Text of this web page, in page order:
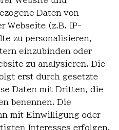
Daten von
Webseite (z.B. IP-
zu personalisieren,
einzubinden oder
zu analysieren. Die
erst durch gesetzte
Daten mit Dritten, die
benennen. Die
mit Einwilligung oder
Interesses erfolgen.